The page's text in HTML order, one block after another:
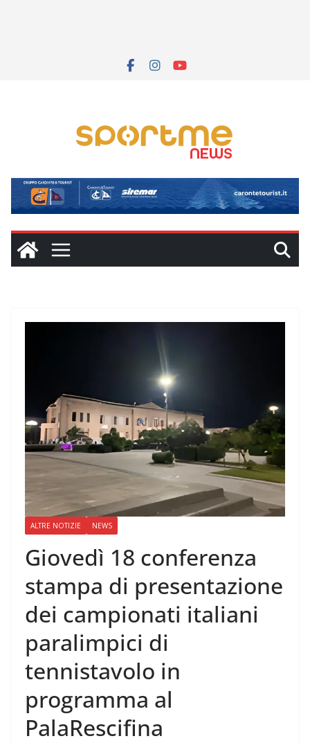
ALTRE NOTIZIE NEWS
Giovedì 18 conferenza
stampa di presentazione
dei campionati italiani
paralimpici di
tennistavolo in
programma al
PalaRescifina